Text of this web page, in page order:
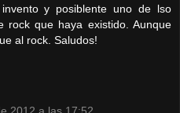
y posiblente uno de lso
rock que haya existido. Aunque
al rock. Saludos!